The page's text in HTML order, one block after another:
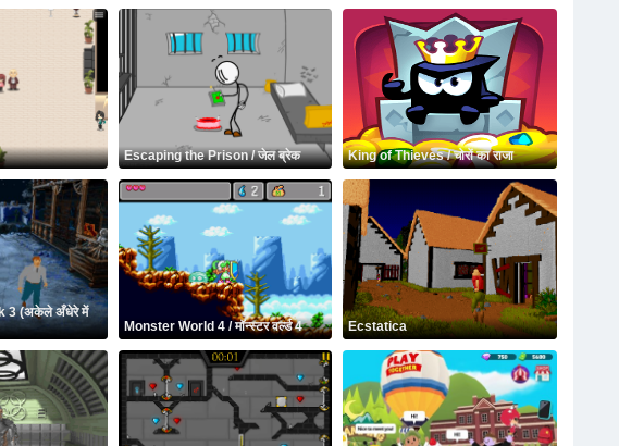
Escaping the Prison / जेल ब्रेक King of Thieves / चोरों का राजा
3 (अकेले अँधेरे में
Monster World 4 / मॉन्स्टर वर्ल्ड 4 Ecstatica